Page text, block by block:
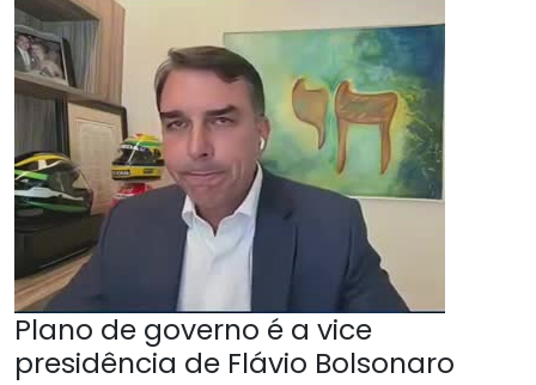
Plano de governo é a vice
presidência de Flávio Bolsonaro